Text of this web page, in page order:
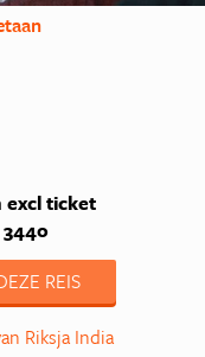
excl ticket
REIS
Riksja India